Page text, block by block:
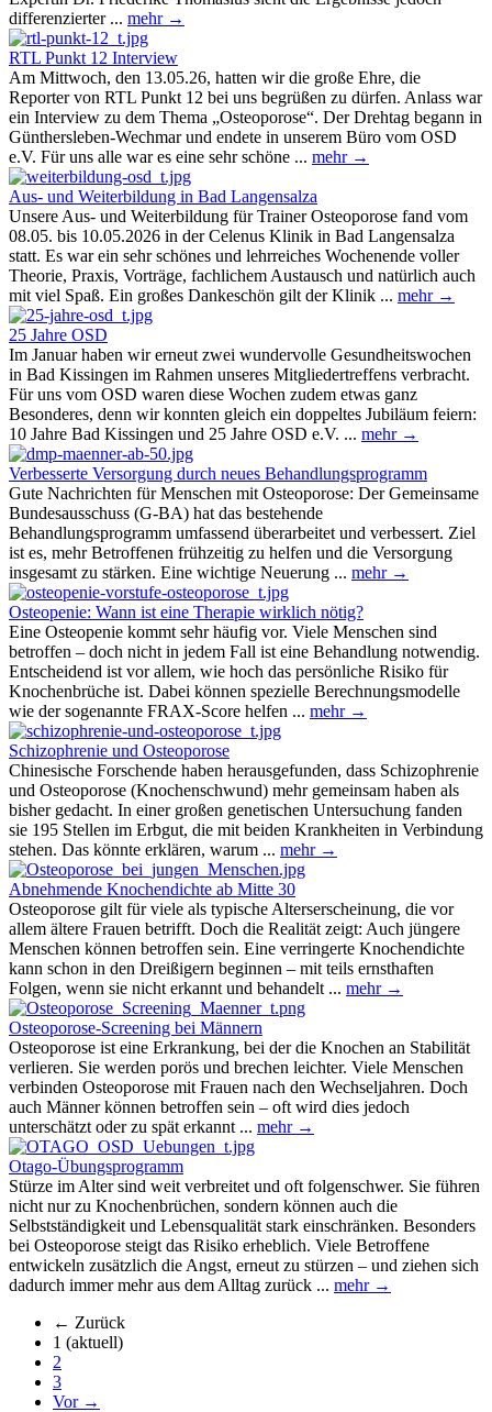
differenzierter ... mehr →
RTL Punkt 12 Interview
Am Mittwoch, den 13.05.26, hatten wir die große Ehre, die
Reporter von RTL Punkt 12 bei uns begrüßen zu dürfen. Anlass war
ein Interview zu dem Thema „Osteoporose“. Der Drehtag begann in
Günthersleben-Wechmar und endete in unserem Büro vom OSD
e.V. Für uns alle war es eine sehr schöne ... mehr →
Aus- und Weiterbildung in Bad Langensalza
Unsere Aus- und Weiterbildung für Trainer Osteoporose fand vom
08.05. bis 10.05.2026 in der Celenus Klinik in Bad Langensalza
statt. Es war ein sehr schönes und lehrreiches Wochenende voller
Theorie, Praxis, Vorträge, fachlichem Austausch und natürlich auch
mit viel Spaß. Ein großes Dankeschön gilt der Klinik ... mehr →
25 Jahre OSD
Im Januar haben wir erneut zwei wundervolle Gesundheitswochen
in Bad Kissingen im Rahmen unseres Mitgliedertreffens verbracht.
Für uns vom OSD waren diese Wochen zudem etwas ganz
Besonderes, denn wir konnten gleich ein doppeltes Jubiläum feiern:
10 Jahre Bad Kissingen und 25 Jahre OSD e.V. ... mehr →
Verbesserte Versorgung durch neues Behandlungsprogramm
Gute Nachrichten für Menschen mit Osteoporose: Der Gemeinsame
Bundesausschuss (G-BA) hat das bestehende
Behandlungsprogramm umfassend überarbeitet und verbessert. Ziel
ist es, mehr Betroffenen frühzeitig zu helfen und die Versorgung
insgesamt zu stärken. Eine wichtige Neuerung ... mehr →
Osteopenie: Wann ist eine Therapie wirklich nötig?
Eine Osteopenie kommt sehr häufig vor. Viele Menschen sind
betroffen – doch nicht in jedem Fall ist eine Behandlung notwendig.
Entscheidend ist vor allem, wie hoch das persönliche Risiko für
Knochenbrüche ist. Dabei können spezielle Berechnungsmodelle
wie der sogenannte FRAX-Score helfen ... mehr →
Schizophrenie und Osteoporose
Chinesische Forschende haben herausgefunden, dass Schizophrenie
und Osteoporose (Knochenschwund) mehr gemeinsam haben als
bisher gedacht. In einer großen genetischen Untersuchung fanden
sie 195 Stellen im Erbgut, die mit beiden Krankheiten in Verbindung
stehen. Das könnte erklären, warum ... mehr →
Abnehmende Knochendichte ab Mitte 30
Osteoporose gilt für viele als typische Alterserscheinung, die vor
allem ältere Frauen betrifft. Doch die Realität zeigt: Auch jüngere
Menschen können betroffen sein. Eine verringerte Knochendichte
kann schon in den Dreißigern beginnen – mit teils ernsthaften
Folgen, wenn sie nicht erkannt und behandelt ... mehr →
Osteoporose-Screening bei Männern
Osteoporose ist eine Erkrankung, bei der die Knochen an Stabilität
verlieren. Sie werden porös und brechen leichter. Viele Menschen
verbinden Osteoporose mit Frauen nach den Wechseljahren. Doch
auch Männer können betroffen sein – oft wird dies jedoch
unterschätzt oder zu spät erkannt ... mehr →
Otago-Übungsprogramm
Stürze im Alter sind weit verbreitet und oft folgenschwer. Sie führen
nicht nur zu Knochenbrüchen, sondern können auch die
Selbstständigkeit und Lebensqualität stark einschränken. Besonders
bei Osteoporose steigt das Risiko erheblich. Viele Betroffene
entwickeln zusätzlich die Angst, erneut zu stürzen – und ziehen sich
dadurch immer mehr aus dem Alltag zurück ... mehr →
← Zurück
1 (aktuell)
2
3
Vor →